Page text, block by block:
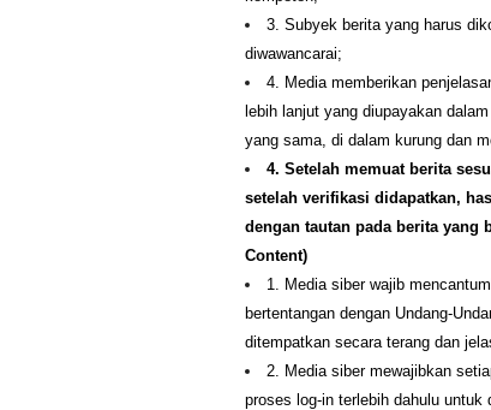
3. Subyek berita yang harus
diwawancarai;
4. Media memberikan
lebih lanjut yang diupayakan
yang sama, di dalam kurung dan
4. Setelah memuat berita
setelah verifikasi didapatkan,
dengan tautan pada berita yang
Content)
1. Media siber wajib
bertentangan dengan Undang-
ditempatkan secara terang dan
2. Media siber mewajibkan
proses log-in terlebih dahulu